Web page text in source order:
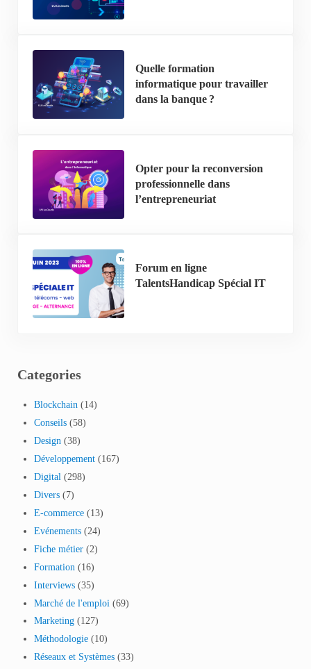
Quelle formation
informatique pour travailler
dans la banque ?
Opter pour la reconversion
professionnelle dans
l’entrepreneuriat
Forum en ligne
TalentsHandicap Spécial IT
Categories
Blockchain (14)
Conseils (58)
Design (38)
Développement (167)
Digital (298)
Divers (7)
E-commerce (13)
Evénements (24)
Fiche métier (2)
Formation (16)
Interviews (35)
Marché de l'emploi (69)
Marketing (127)
Méthodologie (10)
Réseaux et Systèmes (33)